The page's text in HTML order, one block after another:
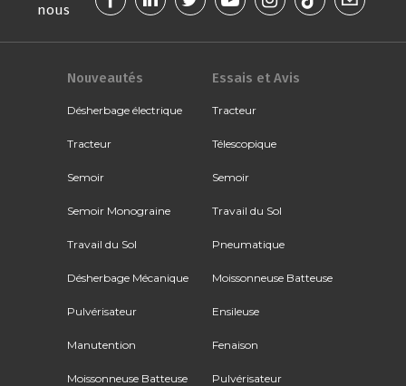
nous
Nouveautés
Désherbage électrique
Tracteur
Semoir
Semoir Monograine
Travail du Sol
Désherbage Mécanique
Pulvérisateur
Manutention
Moissonneuse Batteuse
Essais et Avis
Tracteur
Télescopique
Semoir
Travail du Sol
Pneumatique
Moissonneuse Batteuse
Ensileuse
Fenaison
Pulvérisateur